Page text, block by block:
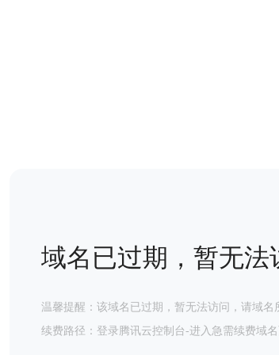
域名已过期，暂无法
温馨提醒：该域名已过期，暂无法访问，请域
续费路径：登录腾讯云控制台-进入急需续费域